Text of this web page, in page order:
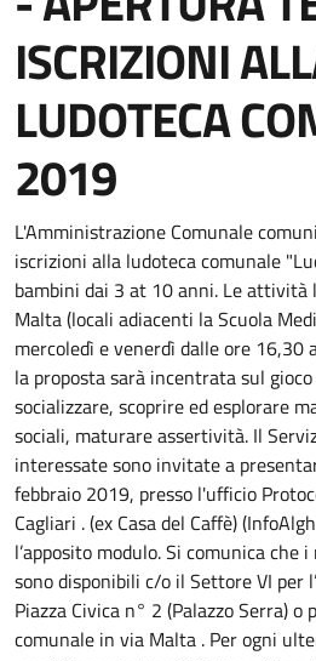
ISCRIZIONI
LUDOTECA
2019
Dettaglio del documento
L'Amministrazione Comunale
iscrizioni alla ludoteca comunale
bambini dai 3 at 10 anni. Le attività
Malta (locali adiacenti la Scuola
mercoledì e venerdì dalle ore 16,30
la proposta sarà incentrata sul
socializzare, scoprire ed esplorare
sociali, maturare assertività. Il
interessate sono invitate a
febbraio 2019, presso l'ufficio
Cagliari . (ex Casa del Caffè)
l’apposito modulo. Si comunica che
sono disponibili c/o il Settore VI per
Piazza Civica n° 2 (Palazzo Serra) o
comunale in via Malta . Per ogni